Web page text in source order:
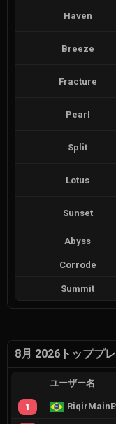
Haven
Breeze
Fracture
Pearl
Split
Lotus
Sunset
Abyss
Corrode
Summit
8月 2026トッププ
ユーザー名
1